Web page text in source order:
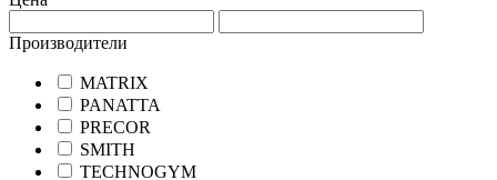
Производители
MATRIX
PANATTA
PRECOR
SMITH
TECHNOGYM